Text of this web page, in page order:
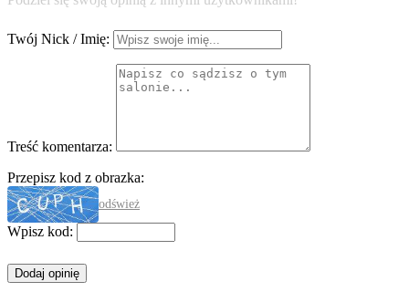
Twój Nick / Imię:
Treść komentarza:
Przepisz kod z obrazka:
odśwież
Wpisz kod: